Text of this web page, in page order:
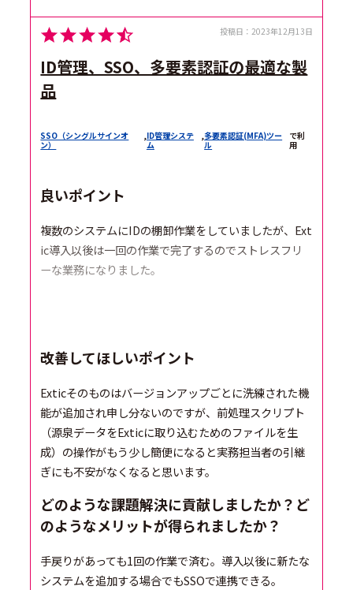
投稿日： 2023年12月13日
ID管理、SSO、多要素認証の最適な製
品
SSO（シングルサインオ
ン）
,ID管理システ
ム
,多要素認証(MFA)ツー
ル
で利
用
良いポイント
複数のシステムにIDの棚卸作業をしていましたが、Ext
ic導入以後は一回の作業で完了するのでストレスフリ
ーな業務になりました。
改善してほしいポイント
Exticそのものはバージョンアップごとに洗練された機
能が追加され申し分ないのですが、前処理スクリプト
（源泉データをExticに取り込むためのファイルを生
成）の操作がもう少し簡便になると実務担当者の引継
ぎにも不安がなくなると思います。
どのような課題解決に貢献しましたか？ど
のようなメリットが得られましたか？
手戻りがあっても1回の作業で済む。導入以後に新たな
システムを追加する場合でもSSOで連携できる。